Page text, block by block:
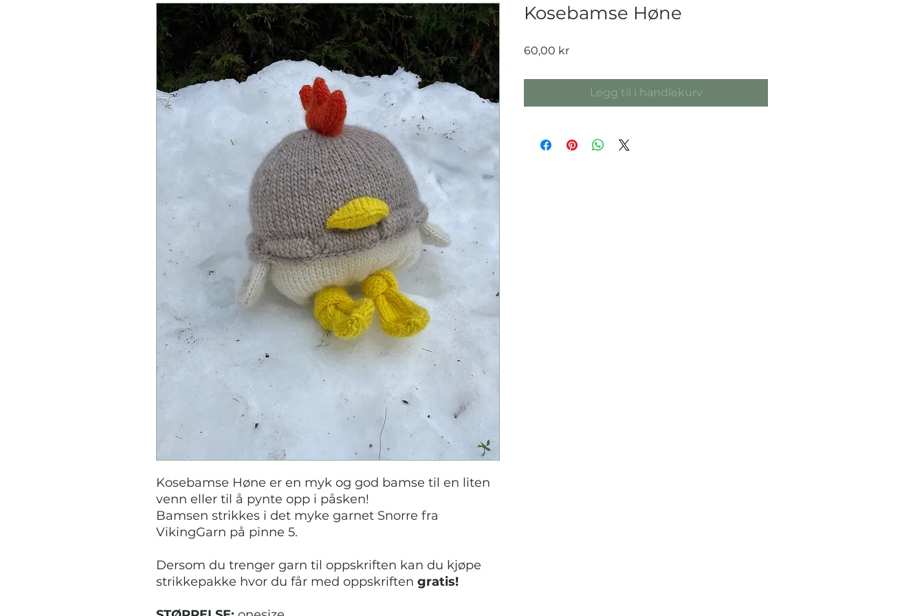
Kosebamse Høne er en myk og god bamse til en liten
venn eller til å pynte opp i påsken!
Bamsen strikkes i det myke garnet Snorre fra
VikingGarn på pinne 5.
Dersom du trenger garn til oppskriften kan du kjøpe
strikkepakke hvor du får med oppskriften gratis!
Kosebamse Høne
60,00 krPris
Legg til i handlekurv